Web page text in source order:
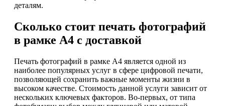
деталям.
Сколько стоит печать фотографий
в рамке А4 с доставкой
Печать фотографий в рамке А4 является одной из
наиболее популярных услуг в сфере цифровой печати,
позволяющей сохранить важные моменты жизни в
высоком качестве. Стоимость данной услуги зависит от
нескольких ключевых факторов. Во-первых, от типа